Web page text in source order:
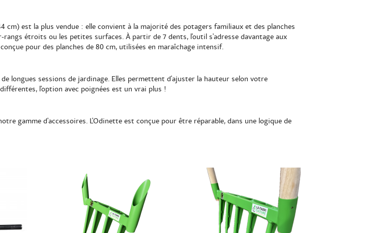
cm) est la plus vendue : elle convient à la majorité des potagers familiaux et des planches
étroits ou les petites surfaces. À partir de 7 dents, l'outil s'adresse davantage aux
pour des planches de 80 cm, utilisées en maraîchage intensif.
longues sessions de jardinage. Elles permettent d'ajuster la hauteur selon votre
l'option avec poignées est un vrai plus !
gamme d'accessoires. L'Odinette est conçue pour être réparable, dans une logique de